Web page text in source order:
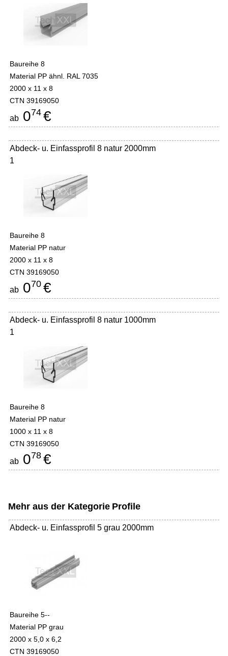
Baureihe 8
Material PP ähnl. RAL 7035
2000 x 11 x 8
CTN 39169050
ab 074 €
Abdeck- u. Einfassprofil 8 natur 2000mm
1
Baureihe 8
Material PP natur
2000 x 11 x 8
CTN 39169050
ab 070 €
Abdeck- u. Einfassprofil 8 natur 1000mm
1
Baureihe 8
Material PP natur
1000 x 11 x 8
CTN 39169050
ab 078 €
Mehr aus der Kategorie Profile
Abdeck- u. Einfassprofil 5 grau 2000mm
Baureihe 5--
Material PP grau
2000 x 5,0 x 6,2
CTN 39169050